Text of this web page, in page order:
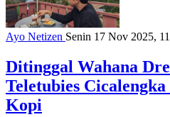
Ayo Netizen Senin 17 Nov 2025,
Ditinggal Wahana
Teletubies
Kopi